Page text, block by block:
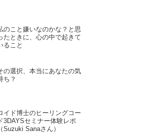
のこと嫌いなのかな？と思
たときに、心の中で起きて
ること
の選択、本当にあなたの気
ち？
イド博士のヒーリングコー
3DAYSセミナー体験レポ
（Suzuki Sanaさん）